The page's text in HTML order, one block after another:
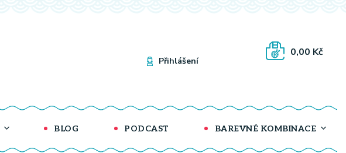
BLOG PODCAST BAREVNÉ KOMBINACE
Přihlášení
0,00 Kč